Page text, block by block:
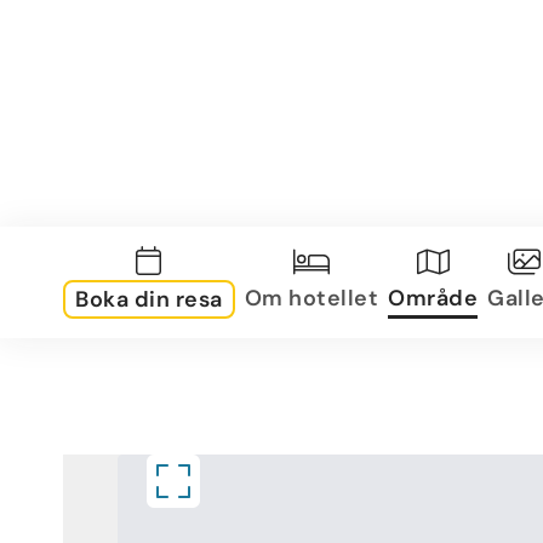
Boka din resa Om hotellet Område